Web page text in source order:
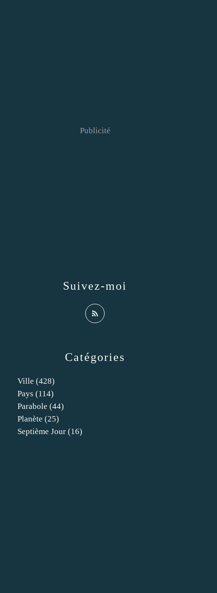
Catégories
Ville (428)
Pays (114)
Parabole (44)
Planète (25)
Septième Jour (16)
Suivez-moi
Publicité